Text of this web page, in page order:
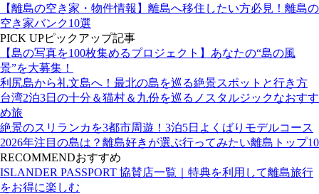
【離島の空き家・物件情報】離島へ移住したい方必見！離島の
空き家バンク10選
PICK UPピックアップ記事
【島の写真を100枚集めるプロジェクト】あなたの“島の風
景”を大募集！
利尻島から礼文島へ！最北の島を巡る絶景スポットと行き方
台湾2泊3日の十分＆猫村＆九份を巡るノスタルジックなおすす
め旅
絶景のスリランカを3都市周遊！3泊5日よくばりモデルコース
2026年注目の島は？離島好きが選ぶ行ってみたい離島トップ10
RECOMMENDおすすめ
ISLANDER PASSPORT 協賛店一覧｜特典を利用して離島旅行
をお得に楽しむ